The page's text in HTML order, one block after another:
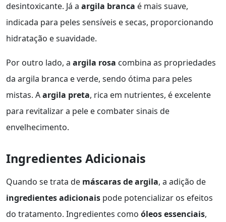
desintoxicante. Já a argila branca é mais suave,
indicada para peles sensíveis e secas, proporcionando
hidratação e suavidade.
Por outro lado, a argila rosa combina as propriedades
da argila branca e verde, sendo ótima para peles
mistas. Aargila preta, rica em nutrientes, é excelente
para revitalizar a pele e combater sinais de
envelhecimento.
Ingredientes Adicionais
Quando se trata de máscaras de argila, a adição de
ingredientes adicionais pode potencializar os efeitos
do tratamento. Ingredientes como óleos essenciais,